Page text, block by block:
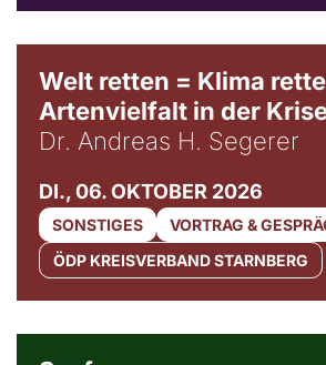
Welt retten = Klima
Artenvielfalt in der
Dr. Andreas H. Segerer
DI., 06. OKTOBER 2026
SONSTIGES
VORTRAG &
ÖDP KREISVERBAND STARNBERG